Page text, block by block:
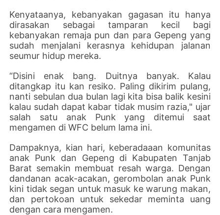
Kenyataanya, kebanyakan gagasan itu hanya
dirasakan sebagai tamparan kecil bagi
kebanyakan remaja pun dan para Gepeng yang
sudah menjalani kerasnya kehidupan jalanan
seumur hidup mereka.
“Disini enak bang. Duitnya banyak. Kalau
ditangkap itu kan resiko. Paling dikirim pulang,
nanti sebulan dua bulan lagi kita bisa balik kesini
kalau sudah dapat kabar tidak musim razia," ujar
salah satu anak Punk yang ditemui saat
mengamen di WFC belum lama ini.
Dampaknya, kian hari, keberadaaan komunitas
anak Punk dan Gepeng di Kabupaten Tanjab
Barat semakin membuat resah warga. Dengan
dandanan acak-acakan, gerombolan anak Punk
kini tidak segan untuk masuk ke warung makan,
dan pertokoan untuk sekedar meminta uang
dengan cara mengamen.